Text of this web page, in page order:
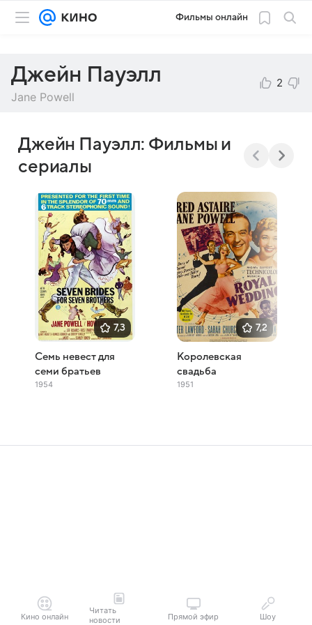
Фильмы онлайн
Джейн Пауэлл
Jane Powell
2
Джейн Пауэлл: Фильмы и
сериалы
7,3
Семь невест для
семи братьев
1954
7,2
Королевская
свадьба
1951
Кино онлайн
Читать
новости
Прямой эфир Шоу